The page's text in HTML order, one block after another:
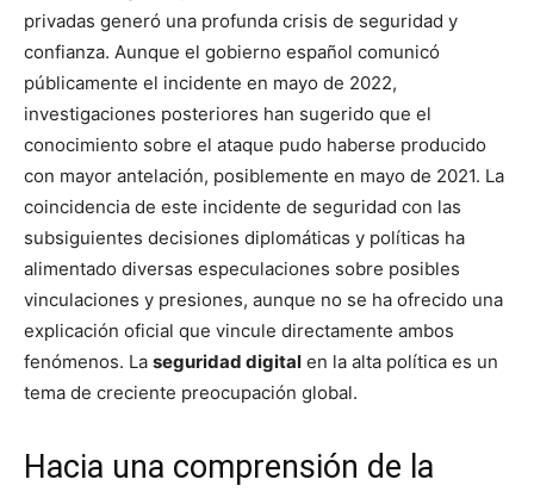
privadas generó una profunda crisis de seguridad y
confianza. Aunque el gobierno español comunicó
públicamente el incidente en mayo de 2022,
investigaciones posteriores han sugerido que el
conocimiento sobre el ataque pudo haberse producido
con mayor antelación, posiblemente en mayo de 2021. La
coincidencia de este incidente de seguridad con las
subsiguientes decisiones diplomáticas y políticas ha
alimentado diversas especulaciones sobre posibles
vinculaciones y presiones, aunque no se ha ofrecido una
explicación oficial que vincule directamente ambos
fenómenos. La seguridad digital en la alta política es un
tema de creciente preocupación global.
Hacia una comprensión de la